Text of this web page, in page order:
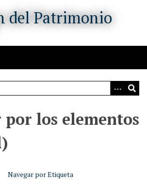
por los elementos
Navegar por Etiqueta